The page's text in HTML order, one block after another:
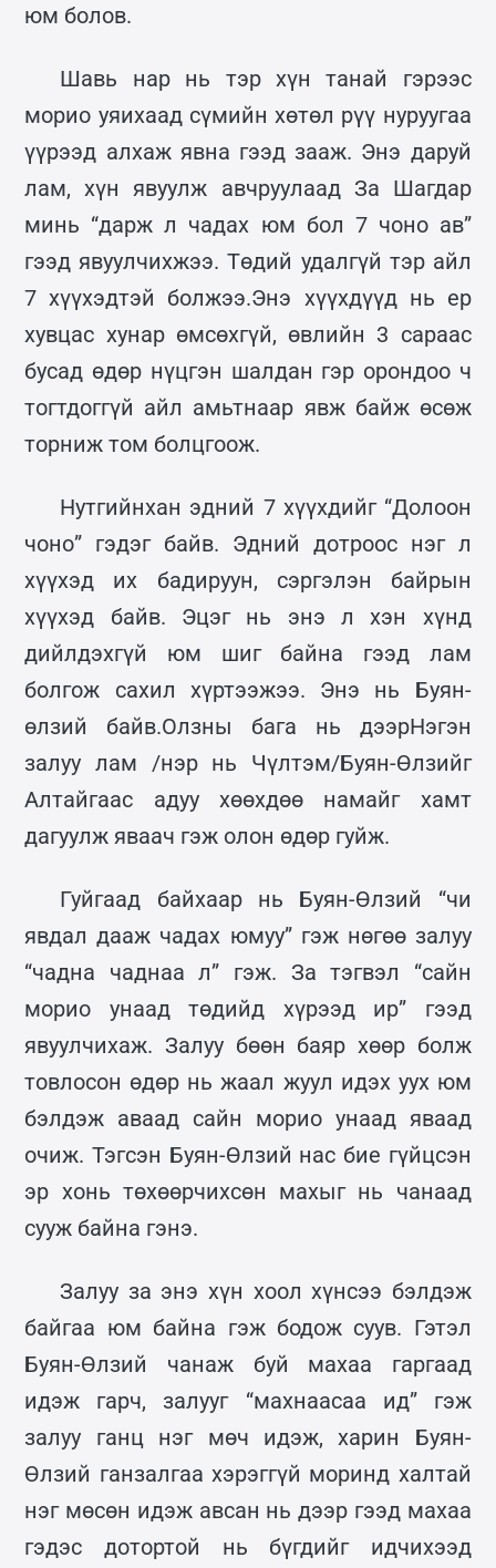
юм болов.
Шавь нар нь тэр хүн танай гэрээс
морио уяихаад сүмийн хөтөл рүү нуруугаа
үүрээд алхаж явна гээд зааж. Энэ даруй
лам, хүн явуулж авчруулаад За Шагдар
минь “дарж л чадах юм бол 7 чоно ав”
гээд явуулчихжээ. Төдий удалгүй тэр айл
7 хүүхэдтэй болжээ.Энэ хүүхдүүд нь ер
хувцас хунар өмсөхгүй, өвлийн 3 сараас
бусад өдөр нүцгэн шалдан гэр орондоо ч
тогтдоггүй айл амьтнаар явж байж өсөж
торниж том болцгоож.
Нутгийнхан эдний 7 хүүхдийг “Долоон
чоно” гэдэг байв. Эдний дотроос нэг л
хүүхэд их бадируун, сэргэлэн байрын
хүүхэд байв. Эцэг нь энэ л хэн хүнд
дийлдэхгүй юм шиг байна гээд лам
болгож сахил хүртээжээ. Энэ нь Буян-
өлзий байв.Олзны бага нь дээрНэгэн
залуу лам /нэр нь Чүлтэм/Буян-Өлзийг
Алтайгаас адуу хөөхдөө намайг хамт
дагуулж яваач гэж олон өдөр гуйж.
Гуйгаад байхаар нь Буян-Өлзий “чи
явдал дааж чадах юмуу” гэж нөгөө залуу
“чадна чаднаа л” гэж. За тэгвэл “сайн
морио унаад төдийд хүрээд ир” гээд
явуулчихаж. Залуу бөөн баяр хөөр болж
товлосон өдөр нь жаал жуул идэх уух юм
бэлдэж аваад сайн морио унаад яваад
очиж. Тэгсэн Буян-Өлзий нас бие гүйцсэн
эр хонь төхөөрчихсөн махыг нь чанаад
сууж байна гэнэ.
Залуу за энэ хүн хоол хүнсээ бэлдэж
байгаа юм байна гэж бодож суув. Гэтэл
Буян-Өлзий чанаж буй махаа гаргаад
идэж гарч, залууг “махнаасаа ид” гэж
залуу ганц нэг мөч идэж, харин Буян-
Өлзий ганзалгаа хэрэггүй моринд халтай
нэг мөсөн идэж авсан нь дээр гээд махаа
гэдэс дотортой нь бүгдийг идчихээд